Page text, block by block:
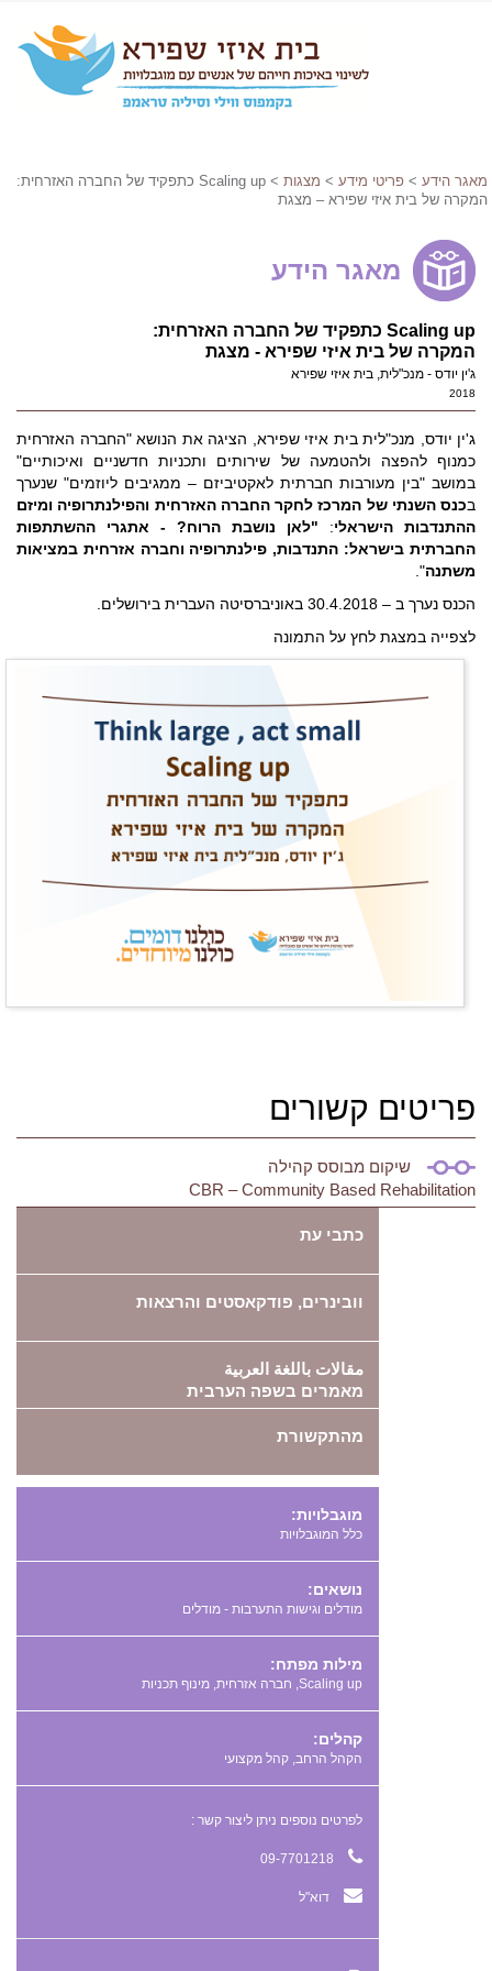
מאגר הידע > פריטי מידע > מצגות > Scaling up כתפקיד של החברה האזרחית:
המקרה של בית איזי שפירא – מצגת
מאגר הידע
Scaling up כתפקיד של החברה האזרחית:
המקרה של בית איזי שפירא - מצגת
ג'ין יודס - מנכ"לית, בית איזי שפירא
2018
ג'ין יודס, מנכ"לית בית איזי שפירא, הציגה את הנושא "החברה האזרחית
כמנוף להפצה ולהטמעה של שירותים ותכניות חדשניים ואיכותיים"
במושב "בין מעורבות חברתית לאקטיביזם – ממגיבים ליוזמים" שנערך
בכנס השנתי של המרכז לחקר החברה האזרחית והפילנתרופיה ומיזם
ההתנדבות הישראלי: "לאן נושבת הרוח? - אתגרי ההשתתפות
החברתית בישראל: התנדבות, פילנתרופיה וחברה אזרחית במציאות
משתנה".
הכנס נערך ב – 30.4.2018 באוניברסיטה העברית בירושלים.
לצפייה במצגת לחץ על התמונה
פריטים קשורים
שיקום מבוסס קהילה
CBR – Community Based Rehabilitation
כתבי עת
וובינרים, פודקאסטים והרצאות
مقالات باللغة العربية
מאמרים בשפה הערבית
מהתקשורת
מוגבלויות:
כלל המוגבלויות
נושאים:
מודלים וגישות התערבות - מודלים
מילות מפתח:
קהלים:
הקהל הרחב, קהל מקצועי
לפרטים נוספים ניתן ליצור קשר :
דוא"ל